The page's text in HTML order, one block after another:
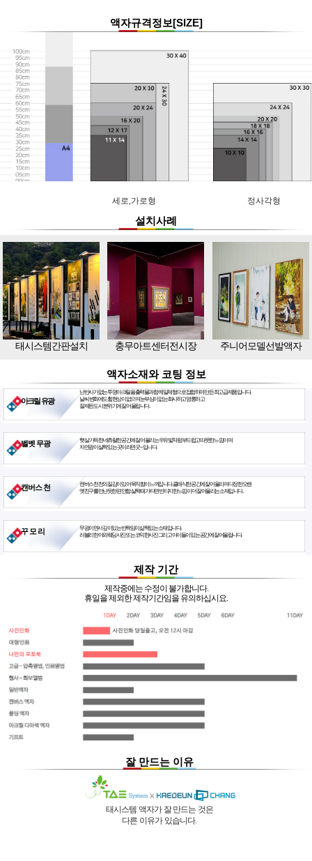
액자규격정보[SIZE]
세로,가로형 정사각형
설치사례
태시스템간판설치 충무아트센터전시장 주니어모델선발액자
액자소재와 코팅 정보
아크릴 유광
난반사가 없는 투명아크릴을 출력물과 함께 일체형으로 접합하여 만든 최고급 제품입니다.
날씨 변화에도 휨현상이 없으며 눈부심이 없는 화사하고 영롱하고
절제된 도시 분위기에 잘 어울립니다.
벨벳 무광
햇살 가득한 네츄럴한 공간에 잘 어울리는 우유빛처럼 부드럽고 따뜻한 느낌이며
자연광이 살짝 있는 곳이라면 굿~ 입니다.
캔버스 천
캔버스천 천의 질감이 있어 묵직함이 느껴집니다. 클래식한 공간에 잘 어울리며 다정한 오랜
옛친구를 만난듯한 편안함. 살짝 때가 타면 빈티지한 느낌이 더 잘 어울리는 소재입니다.
꾸 모 리
무광이면서 깊이있는 반짝임이 삶짝있는 소재입니다.
러블리한 야외웨딩사진 또는 코믹한사진 그리고 아이들이 있는 공간에 잘 어울립니다.
제작 기간
제작중에는 수정이 불가합니다.
휴일을 제외한 제작기간임을 유의하십시요.
잘 만드는 이유
태시스템 액자가 잘 만드는 것은
다른 이유가 있습니다.